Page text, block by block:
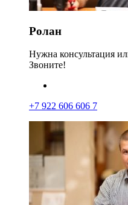
Ролан
Нужна консультация
Звоните!
+7 922 606 606 7